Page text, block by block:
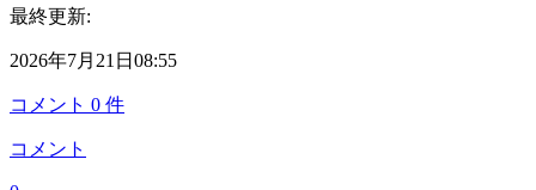
最終更新:
2026年7月21日08:55
コメント 0 件
コメント